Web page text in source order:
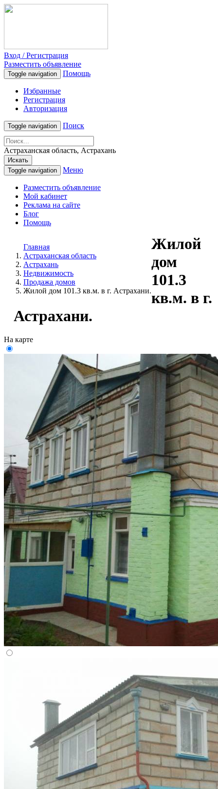
Вход / Регистрация
Разместить объявление
Toggle navigation Помощь
Избранные
Регистрация
Авторизация
Toggle navigation Поиск
Астраханская область, Астрахань
Искать
Toggle navigation
Меню
Разместить объявление
Мой кабинет
Реклама на сайте
Блог
Помощь
Главная
Астраханская область
Астрахань
Недвижимость
Продажа домов
Жилой дом 101.3 кв.м. в г. Астрахани.
Жилой
дом
101.3
кв.м. в г.
Астрахани.
На карте